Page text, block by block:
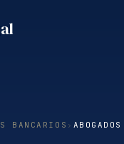
BANCARIOS ›